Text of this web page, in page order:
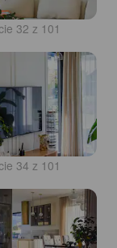
32 z 101
34 z 101